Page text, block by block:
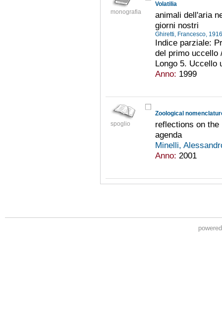
monografia
Volatilia
animali dell'aria
giorni nostri
Ghiretti, Francesco,
Indice parziale:
del primo uccello
Longo 5. Uccello
Anno: 1999
spoglio
Zoological
reflections on
agenda
Minelli,
Anno: 2001